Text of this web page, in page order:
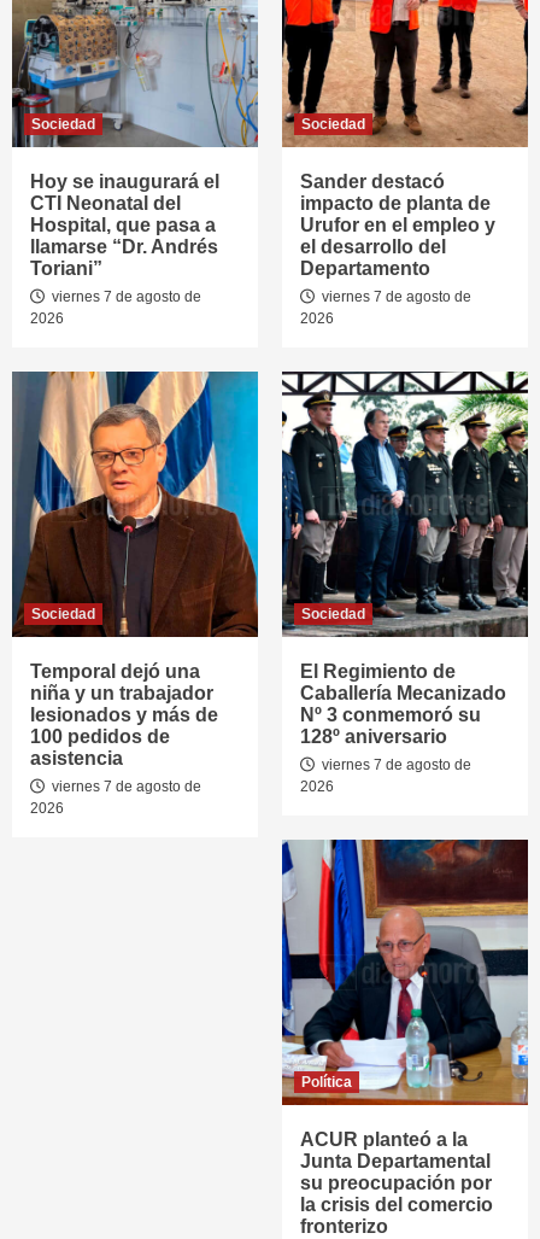
Sociedad
Hoy se inaugurará el
CTI Neonatal del
Hospital, que pasa a
llamarse “Dr. Andrés
Toriani”
viernes 7 de agosto de
2026
Sociedad
Sander destacó
impacto de planta de
Urufor en el empleo y
el desarrollo del
Departamento
viernes 7 de agosto de
2026
Sociedad
Temporal dejó una
niña y un trabajador
lesionados y más de
100 pedidos de
asistencia
viernes 7 de agosto de
2026
Sociedad
El Regimiento de
Caballería Mecanizado
Nº 3 conmemoró su
128º aniversario
viernes 7 de agosto de
2026
Política
ACUR planteó a la
Junta Departamental
su preocupación por
la crisis del comercio
fronterizo